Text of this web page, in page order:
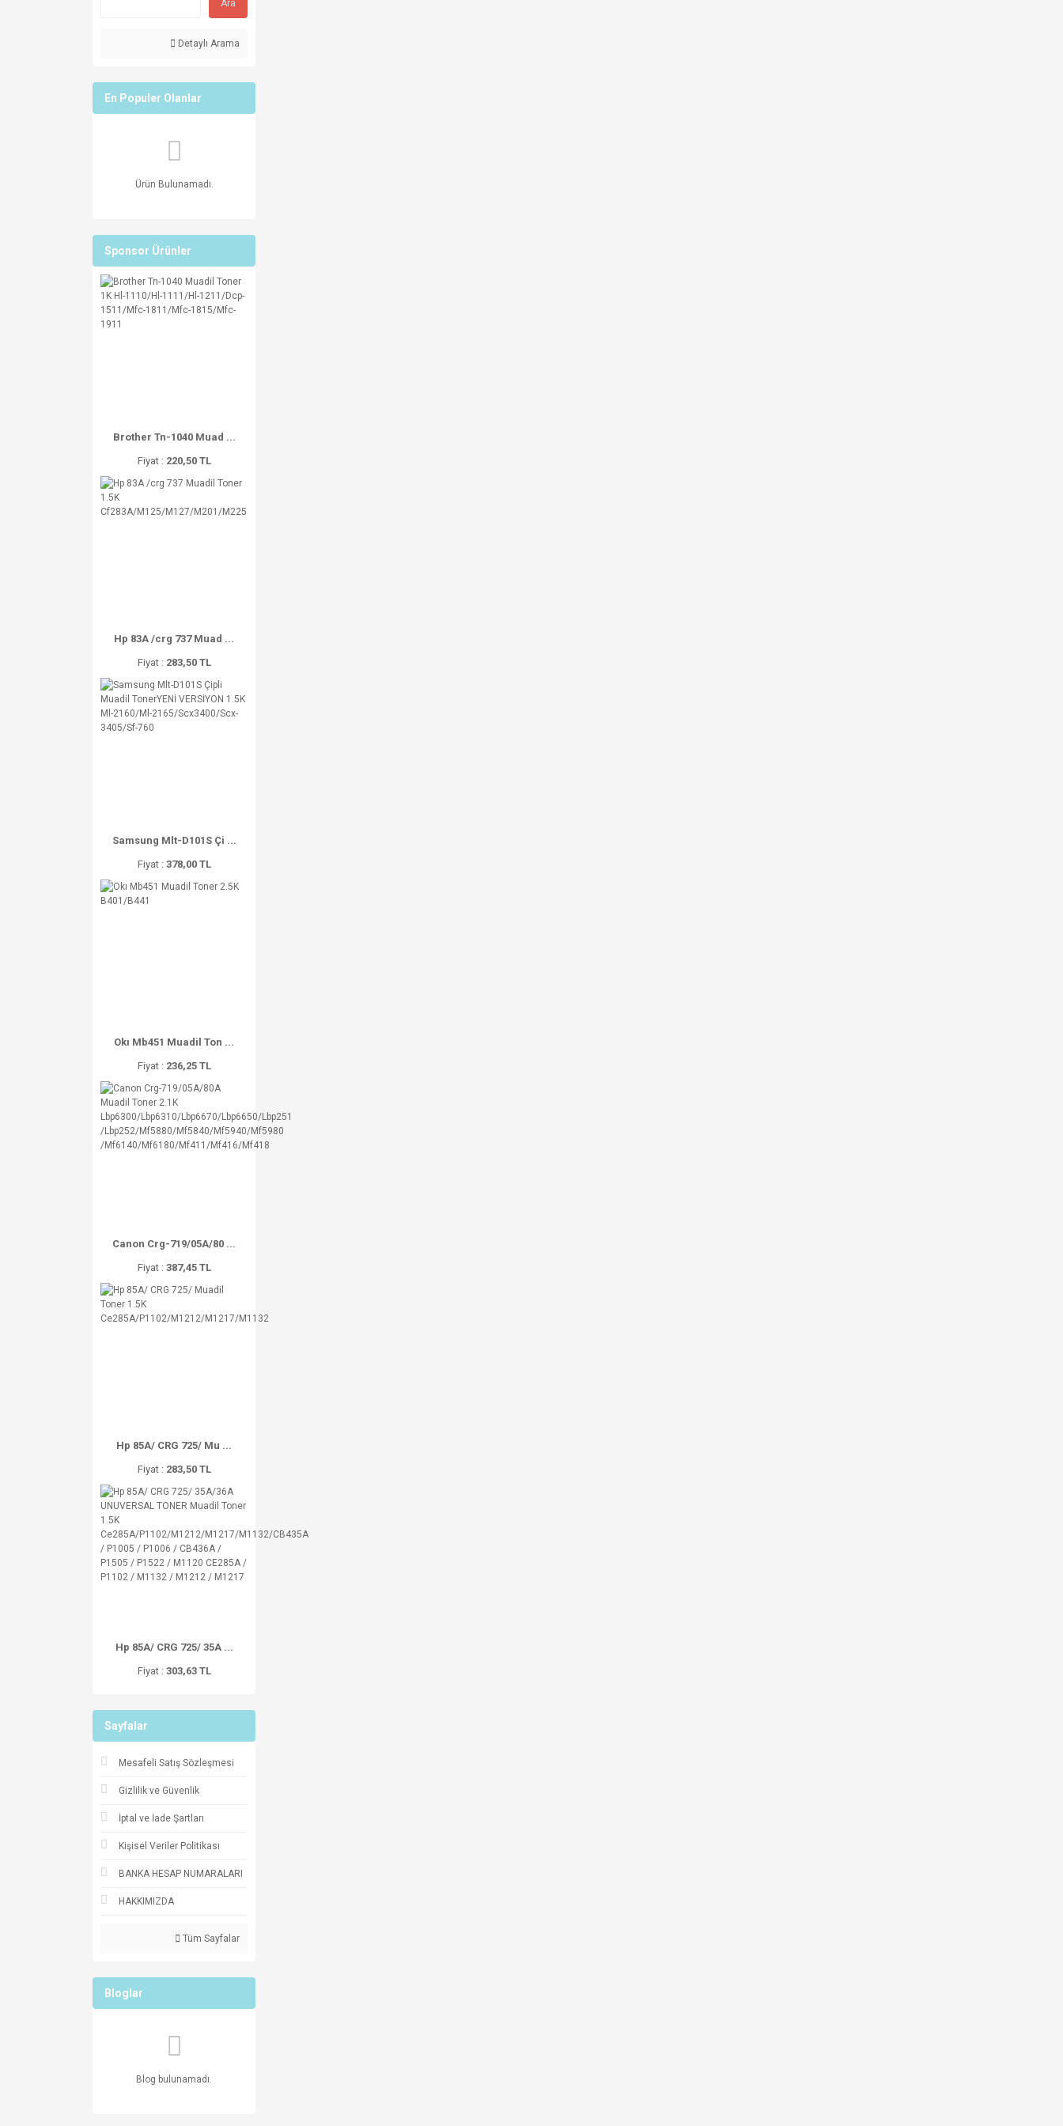
Ara
Detaylı Arama
En Populer Olanlar
Ürün Bulunamadı.
Sponsor Ürünler
Brother Tn-1040 Muad ...
Fiyat : 220,50 TL
Hp 83A /crg 737 Muad ...
Fiyat : 283,50 TL
Samsung Mlt-D101S Çi ...
Fiyat : 378,00 TL
Okı Mb451 Muadil Ton ...
Fiyat : 236,25 TL
Canon Crg-719/05A/80 ...
Fiyat : 387,45 TL
Hp 85A/ CRG 725/ Mu ...
Fiyat : 283,50 TL
Hp 85A/ CRG 725/ 35A ...
Fiyat : 303,63 TL
Sayfalar
Mesafeli Satış Sözleşmesi
Gizlilik ve Güvenlik
İptal ve İade Şartları
Kişisel Veriler Politikası
BANKA HESAP NUMARALARI
HAKKIMIZDA
Tüm Sayfalar
Bloglar
Blog bulunamadı.